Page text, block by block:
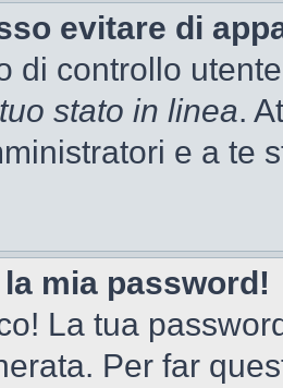
evitare di
di controllo
stato in linea.
e a te
mia password!
La tua
Per far